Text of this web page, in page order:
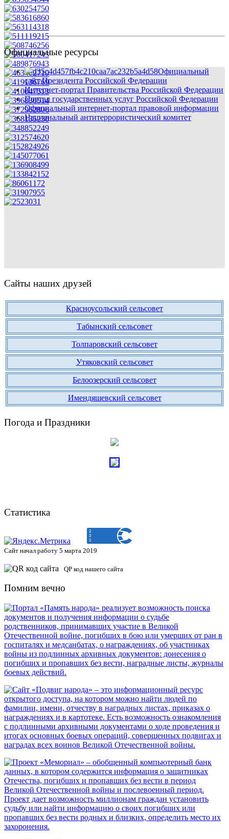
Официальные ресурсы
Официальный
сайт Президента Российской Федерации
Интернет-портал Правительства Российской Федерации
Портал государственных услуг Российской Федерации
Официальный интернет-портал правовой информации
Национальный антитеррористический комитет
Сайты наших друзей
Красноусольский сельсовет
Табынский сельсовет
Толпаровский сельсовет
Утяковский сельсовет
Белоозерский сельсовет
Имендяшевский сельсовет
Погода и Праздники
Статистика
Сайт начал работу 5 марта 2019
QP код нашего сайта
Помним вечно